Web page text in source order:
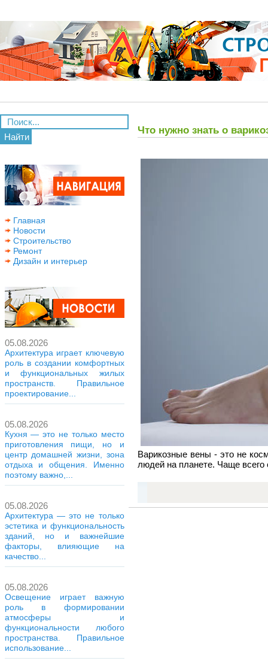
Найти
Главная
Новости
Строительство
Ремонт
Дизайн и интерьер
05.08.2026
Архитектура играет ключевую
роль в создании комфортных
и функциональных жилых
пространств. Правильное
проектирование...
05.08.2026
Кухня — это не только место
приготовления пищи, но и
центр домашней жизни, зона
отдыха и общения. Именно
поэтому важно,...
05.08.2026
Архитектура — это не только
эстетика и функциональность
зданий, но и важнейшие
факторы, влияющие на
качество...
05.08.2026
Освещение играет важную
роль в формировании
атмосферы и
функциональности любого
пространства. Правильное
использование...
Что нужно знать о
Варикозные вены - это не
людей на планете. Чаще всего